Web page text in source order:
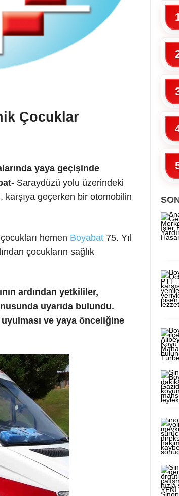
Çocuklar
yaya geçişinde
Saraydüzü yolu üzerindeki
geçerken bir otomobilin
hemen Boyabat 75. Yıl
çocukların sağlık
ardından yetkililer,
uyarıda bulundu.
ve yaya önceliğine